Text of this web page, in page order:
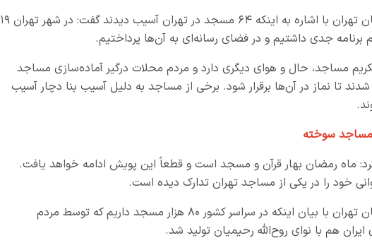
رئیس مرکز رسیدگی به امور مساجد استان تهران با اشاره به اینکه ۶۴ مسجد در تهران آسیب دیدند گفت: در شهر تهران ۱۹
جدی داشتیم و در فضای رسانه‌ای به آن‌ها پرداختیم.
مساجد، حال و هوای دیگری دارد و مردم محلات درگیر آماده‌سازی مساجد
آماده شدند تا نماز در آن‌ها برقرار شود. برخی از مساجد به دلیل آسیب بنا دچار آسیب
مساجد سوخته
ماه رمضان بهار قرآن و مسجد است و قطعاً این پویش ادامه خواهد یافت.
خود را در یکی از مساجد تهران تدارک دیده است.
رئیس مرکز رسیدگی به امور مساجد استان تهران با بیان اینکه در سراسر کشور ۸۰ هزار مسجد داریم که توسط مردم
هم با نوای روح‌الله رحیمیان تولید شد.